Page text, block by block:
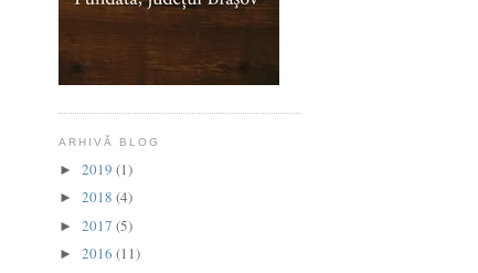
ARHIVĂ BLOG
► 2019 (1)
► 2018 (4)
► 2017 (5)
► 2016 (11)